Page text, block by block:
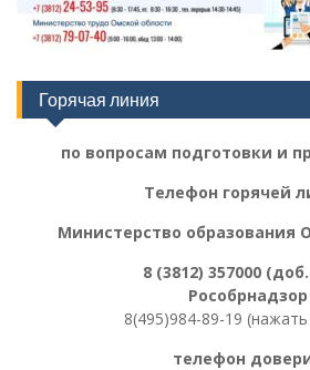
Горячая линия
по вопросам подготовки и
Телефон горячей
Министерство образования
8 (3812) 357000
Рособрнадзор
8(495)984-89-19
телефон